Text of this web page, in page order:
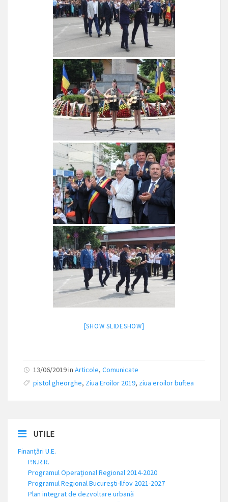
[SHOW SLIDESHOW]
13/06/2019 in Articole, Comunicate
pistol gheorghe, Ziua Eroilor 2019, ziua eroilor buftea
UTILE
Finanțări U.E.
P.N.R.R.
Programul Operațional Regional 2014-2020
Programul Regional București-Ilfov 2021-2027
Plan integrat de dezvoltare urbană